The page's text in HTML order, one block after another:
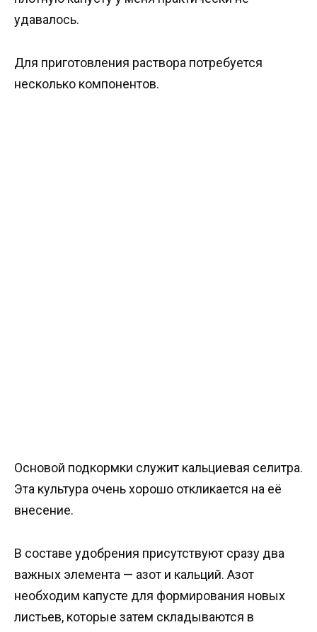
удавалось.
Для приготовления раствора потребуется
несколько компонентов.
Основой подкормки служит кальциевая селитра.
Эта культура очень хорошо откликается на её
внесение.
В составе удобрения присутствуют сразу два
важных элемента — азот и кальций. Азот
необходим капусте для формирования новых
листьев, которые затем складываются в